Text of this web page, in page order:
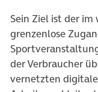
Sein Ziel ist der im
grenzenlose
der Verbraucher
vernetzten